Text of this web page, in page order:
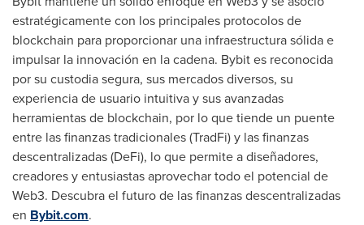
estratégicamente con los principales protocolos de
blockchain para proporcionar una infraestructura sólida e
impulsar la innovación en la cadena. Bybit es reconocida
por su custodia segura, sus mercados diversos, su
experiencia de usuario intuitiva y sus avanzadas
herramientas de blockchain, por lo que tiende un puente
entre las finanzas tradicionales (TradFi) y las finanzas
descentralizadas (DeFi), lo que permite a diseñadores,
creadores y entusiastas aprovechar todo el potencial de
Web3. Descubra el futuro de las finanzas descentralizadas
en Bybit.com.